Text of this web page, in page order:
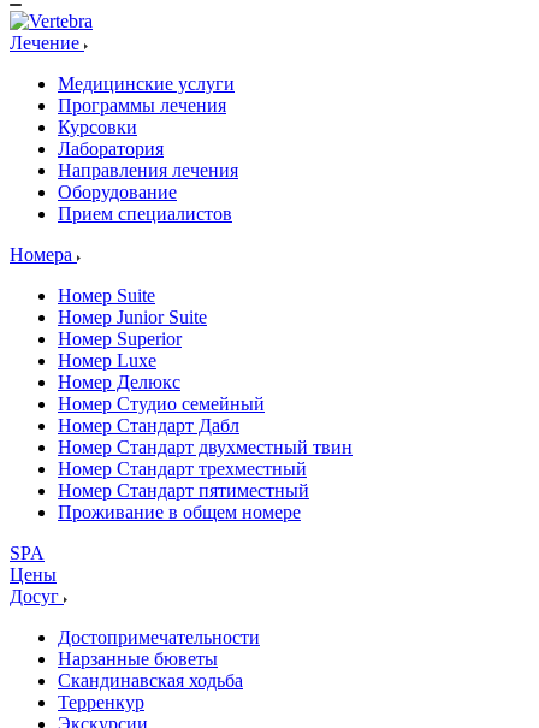
Лечение
Медицинские услуги
Программы лечения
Курсовки
Лаборатория
Направления лечения
Оборудование
Прием специалистов
Номера
Номер Suite
Номер Junior Suite
Номер Superior
Номер Luxe
Номер Делюкс
Номер Студио семейный
Номер Стандарт Дабл
Номер Стандарт двухместный твин
Номер Стандарт трехместный
Номер Стандарт пятиместный
Проживание в общем номере
SPA
Цены
Досуг
Достопримечательности
Нарзанные бюветы
Скандинавская ходьба
Терренкур
Экскурсии